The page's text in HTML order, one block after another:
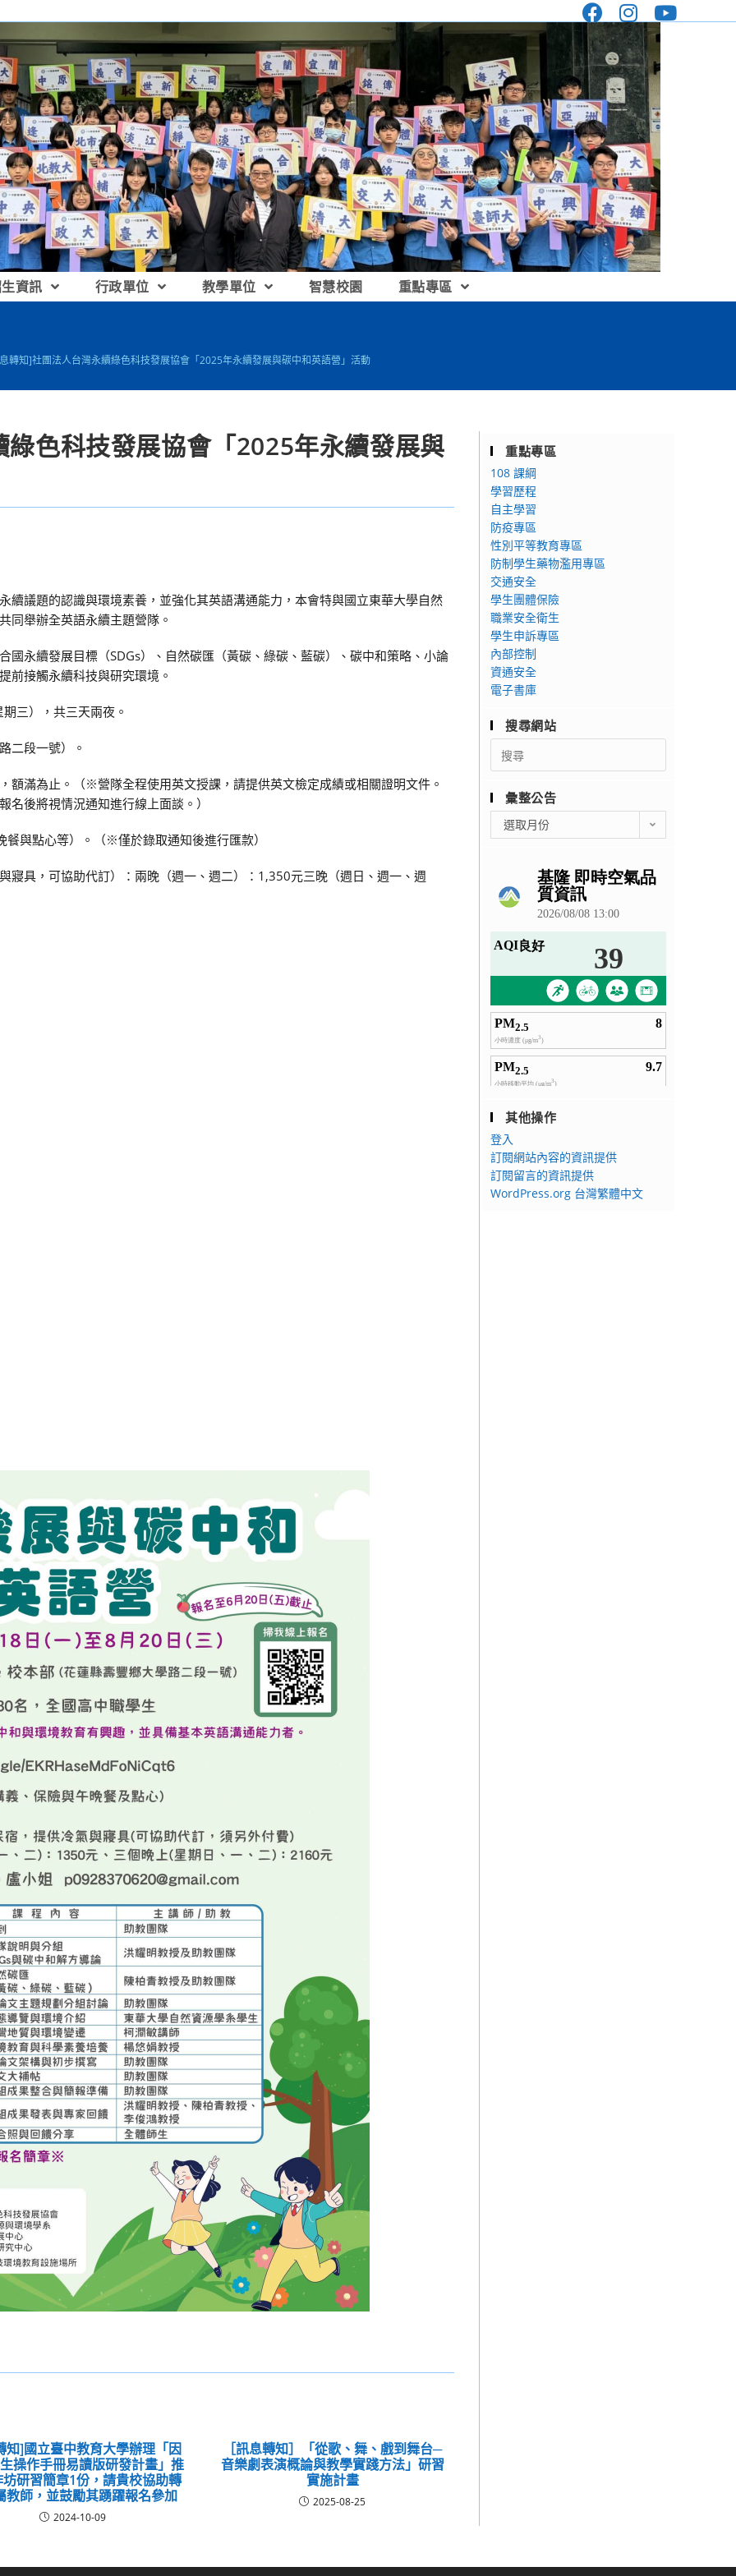
資訊 行政單位 教學單位 智慧校園 重點專區
轉知]社團法人台灣永續綠色科技發展協會「2025年永續發展與碳中和英語營」活動
色科技發展協會「2025年永續發展與
續議題的認識與環境素養，並強化其英語溝通能力，本會特與國立東華大學自然
同舉辦全英語永續主題營隊。
國永續發展目標（SDGs）、自然碳匯（黃碳、綠碳、藍碳）、碳中和策略、小論
前接觸永續科技與研究環境。
三），共三天兩夜。
二段一號）。
額滿為止。（※營隊全程使用英文授課，請提供英文檢定成績或相關證明文件。
後將視情況通知進行線上面談。）
與點心等）。（※僅於錄取通知後進行匯款）
寢具，可協助代訂）：兩晚（週一、週二）：1,350元三晚（週日、週一、週
知]國立臺中教育大學辦理「因
操作手冊易讀版研發計畫」推
研習簡章1份，請貴校協助轉
教師，並鼓勵其踴躍報名參加
2024-10-09
［訊息轉知］「從歌、舞、戲到舞台─
音樂劇表演概論與教學實踐方法」研習
實施計畫
2025-08-25
重點專區
108 課綱
學習歷程
自主學習
防疫專區
性別平等教育專區
防制學生藥物濫用專區
交通安全
學生團體保險
職業安全衛生
學生申訴專區
內部控制
資通安全
電子書庫
搜尋網站
Search
for:
彙整公告
整
選取月份
其他操作
登入
訂閱網站內容的資訊提供
訂閱留言的資訊提供
WordPress.org 台灣繁體中文